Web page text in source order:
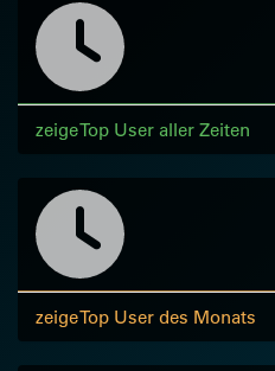
zeige Top User aller Zeiten
zeige Top User des Monats